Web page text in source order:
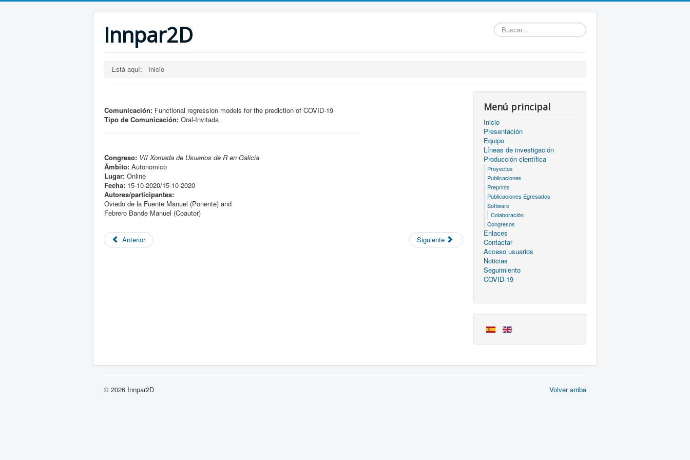
Innpar2D Buscar...
Está aquí: Inicio
Comunicación: Functional regression models for the prediction of COVID-19
Tipo de Comunicación: Oral-Invitada
Congreso: VII Xornada de Usuarios de R en Galicia
Ámbito: Autonomico
Lugar: Online
Fecha: 15-10-2020/15-10-2020
Autores/participantes:
Oviedo de la Fuente Manuel (Ponente) and
Febrero Bande Manuel (Coautor)
Anterior Siguiente
Menú principal
Inicio
Presentación
Equipo
Líneas de investigación
Producción científica
Proyectos
Publicaciones
Preprints
Publicaciones Egresados
Software
Colaboración
Congresos
Enlaces
Contactar
Acceso usuarios
Noticias
Seguimiento
COVID-19
Volver arriba
© 2026 Innpar2D